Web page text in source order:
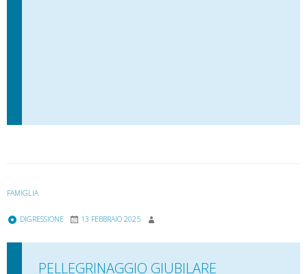
FAMIGLIA
DIGRESSIONE 13 FEBBRAIO 2025
PELLEGRINAGGIO GIUBILARE